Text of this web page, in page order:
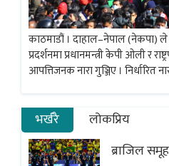
काठमाडौं । दाहाल–नेपाल (नेकपा) ले
प्रदर्शनमा प्रधानमन्त्री केपी ओली र
आपत्तिजनक नारा गुञ्जिए । निर्धारित
भर्खरै
लोकप्रिय
ब्राजिल